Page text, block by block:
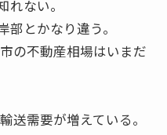
ない。
とかなり違う。
の不動産相場はいまだ
送需要が増えている。